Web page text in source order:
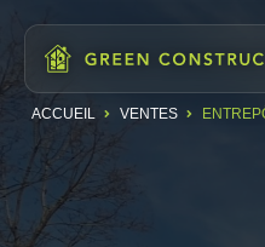
ACCUEIL VENTES